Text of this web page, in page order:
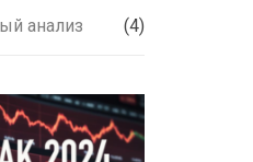
анализ (4)